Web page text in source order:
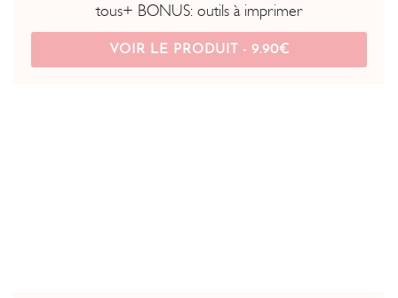
tous+ BONUS: outils à imprimer
VOIR LE PRODUIT - 9.90€